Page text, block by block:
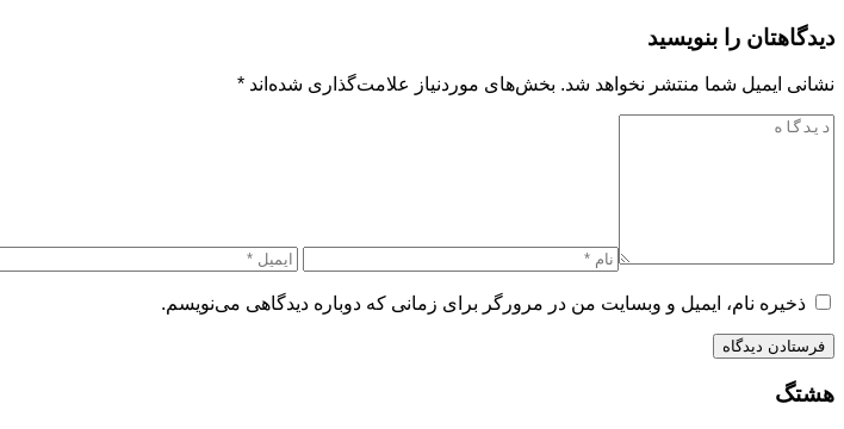
دیدگاهتان را بنویسید
نشانی ایمیل شما منتشر نخواهد شد. بخش‌های موردنیاز علامت‌گذاری شده‌اند *
ذخیره نام، ایمیل و وبسایت من در مرورگر برای زمانی که دوباره دیدگاهی می‌نویسم.
هشتگ